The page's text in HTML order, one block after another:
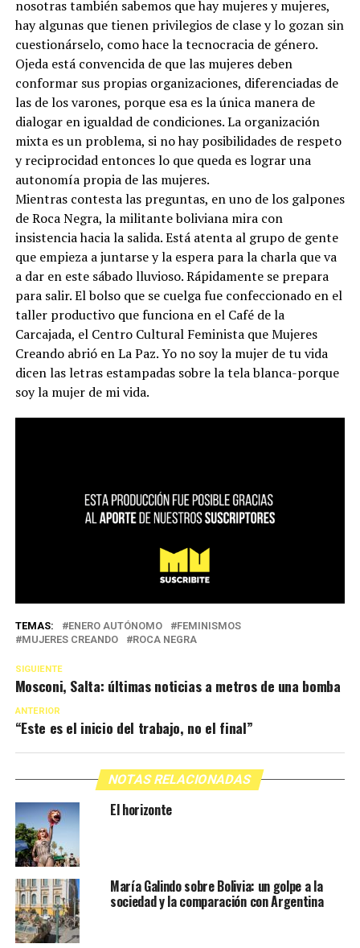
nosotras también sabemos que hay mujeres y mujeres,
hay algunas que tienen privilegios de clase y lo gozan sin
cuestionárselo, como hace la tecnocracia de género.
Ojeda está convencida de que las mujeres deben
conformar sus propias organizaciones, diferenciadas de
las de los varones, porque esa es la única manera de
dialogar en igualdad de condiciones. La organización
mixta es un problema, si no hay posibilidades de respeto
y reciprocidad entonces lo que queda es lograr una
autonomía propia de las mujeres.
Mientras contesta las preguntas, en uno de los galpones
de Roca Negra, la militante boliviana mira con
insistencia hacia la salida. Está atenta al grupo de gente
que empieza a juntarse y la espera para la charla que va
a dar en este sábado lluvioso. Rápidamente se prepara
para salir. El bolso que se cuelga fue confeccionado en el
taller productivo que funciona en el Café de la
Carcajada, el Centro Cultural Feminista que Mujeres
Creando abrió en La Paz. Yo no soy la mujer de tu vida
dicen las letras estampadas sobre la tela blanca-porque
soy la mujer de mi vida.
TEMAS: ENERO AUTÓNOMO
FEMINISMOS
MUJERES CREANDO
ROCA NEGRA
SIGUIENTE
Mosconi, Salta: últimas noticias a metros de una bomba
ANTERIOR
“Este es el inicio del trabajo, no el final”
NOTAS RELACIONADAS
El horizonte
María Galindo sobre Bolivia: un golpe a la
sociedad y la comparación con Argentina